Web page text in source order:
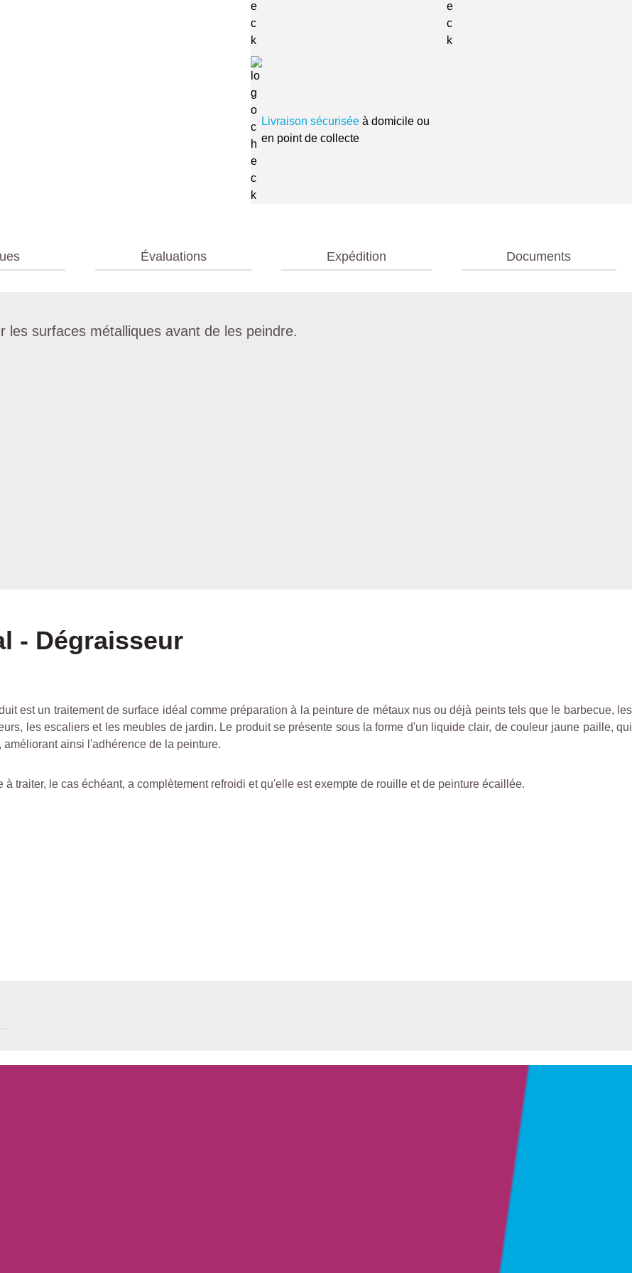
Livraison sécurisée à domicile ou
en point de collecte
Évaluations Expédition Documents
surfaces métalliques avant de les peindre.
- Dégraisseur
est un traitement de surface idéal comme préparation à la peinture de métaux nus ou déjà peints tels que le barbecue, les
les escaliers et les meubles de jardin. Le produit se présente sous la forme d'un liquide clair, de couleur jaune paille, qui
ainsi l'adhérence de la peinture.
traiter, le cas échéant, a complètement refroidi et qu'elle est exempte de rouille et de peinture écaillée.